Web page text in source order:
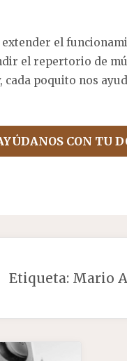
el
el repertorio de
cada poquito nos
CON TU
Etiqueta: Mario